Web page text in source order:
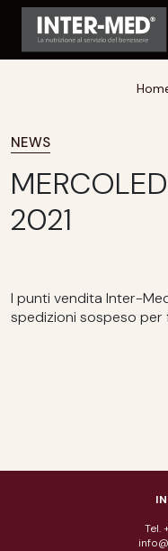
NEWS
2021
I punti vendita Inter-
spedizioni sospeso per
Tel.